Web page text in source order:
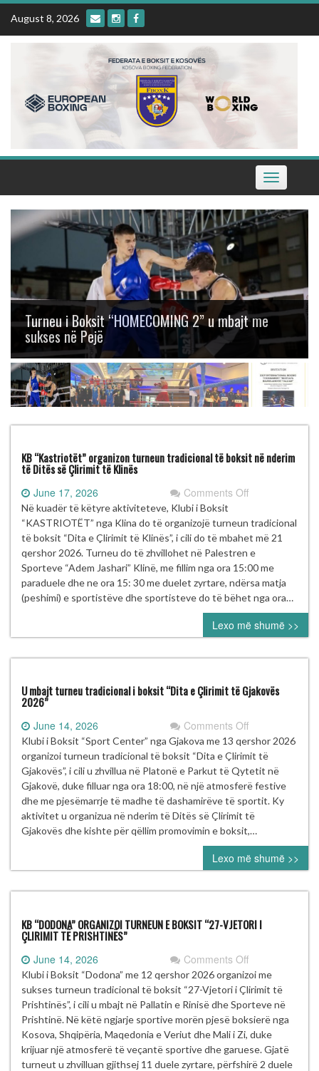
Skip
content
August 8, 2026
Toggle
navigation
Turneu i Boksit “HOMECOMING 2” u mbajt me
sukses në Pejë
KB “Kastriotët” organizon turneun tradicional të boksit në nderim
të Ditës së Çlirimit të Klinës
June 17, 2026 Comments Offon
“Kastriotët”
organizon
turneun
tradicional
të
boksit
në
nderim
të
Ditës
Çlirimit
të
Në kuadër të këtyre aktiviteteve, Klubi i Boksit
“KASTRIOTËT” nga Klina do të organizojë turneun tradicional
të boksit “Dita e Çlirimit të Klinës”, i cili do të mbahet më 21
qershor 2026. Turneu do të zhvillohet në Palestren e
Sporteve “Adem Jashari” Klinë, me fillim nga ora 15:00 me
paraduele dhe ne ora 15: 30 me duelet zyrtare, ndërsa matja
(peshimi) e sportistëve dhe sportisteve do të bëhet nga ora…
Lexo më shumë >>
U mbajt turneu tradicional i boksit “Dita e Çlirimit të Gjakovës
2026”
June 14, 2026 Comments Offon
U
mbajt
turneu
tradicional
i
boksit
“Dita
e
Çlirimit
të
Gjakovës
Klubi i Boksit “Sport Center” nga Gjakova me 13 qershor 2026
organizoi turneun tradicional të boksit “Dita e Çlirimit të
Gjakovës”, i cili u zhvillua në Platonë e Parkut të Qytetit në
Gjakovë, duke filluar nga ora 18:00, në një atmosferë festive
dhe me pjesëmarrje të madhe të dashamirëve të sportit. Ky
aktivitet u organizua në nderim të Ditës së Çlirimit të
Gjakovës dhe kishte për qëllim promovimin e boksit,…
Lexo më shumë >>
KB “DODONA” ORGANIZOI TURNEUN E BOKSIT “27-VJETORI I
ÇLIRIMIT TË PRISHTINËS”
June 14, 2026 Comments Offon
KB
“DODONA”
ORGANIZOI
TURNEUN
E
BOKSIT
“27-
Klubi i Boksit “Dodona” me 12 qershor 2026 organizoi me
sukses turneun tradicional të boksit “27-Vjetori i Çlirimit të
Prishtinës”, i cili u mbajt në Pallatin e Rinisë dhe Sporteve në
Prishtinë. Në këtë ngjarje sportive morën pjesë boksierë nga
Kosova, Shqipëria, Maqedonia e Veriut dhe Mali i Zi, duke
krijuar një atmosferë të veçantë sportive dhe garuese. Gjatë
turneut u zhvilluan gjithsej 11 duele zyrtare, përfshirë 2 duele